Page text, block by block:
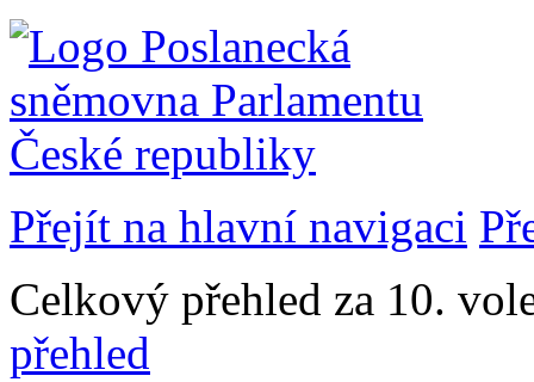
Přejít na hlavní navigaci
Celkový přehled za 10.
přehled